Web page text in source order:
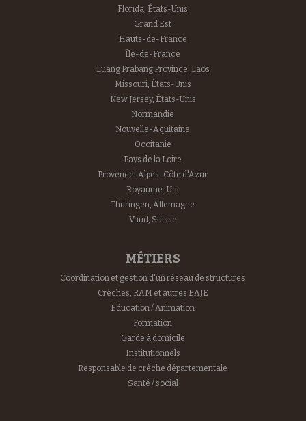
Florida, États-Unis
Grand Est
Hauts-de-France
Île-de-France
Luang Prabang Province, Laos
Missouri, États-Unis
New Jersey, États-Unis
Normandie
Nouvelle-Aquitaine
Occitanie
Pays de la Loire
Provence-Alpes-Côte d'Azur
Royaume-Uni
Thüringen, Allemagne
Vaud, Suisse
MÉTIERS
Coordination et gestion d'un réseau de structures
Crèches, RAM et autres EAJE
Education / Animation
Formation
Garde à domicile
Institutionnels
Responsable de crèche départementale
Santé / social